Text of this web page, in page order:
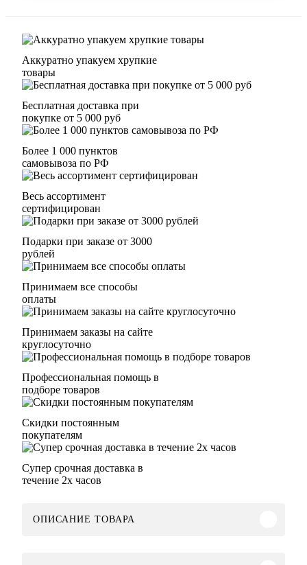
Аккуратно упакуем хрупкие
товары
Бесплатная доставка при
покупке от 5 000 руб
Более 1 000 пунктов
самовывоза по РФ
Весь ассортимент
сертифицирован
Подарки при заказе от 3000
рублей
Принимаем все способы
оплаты
Принимаем заказы на сайте
круглосуточно
Профессиональная помощь в
подборе товаров
Скидки постоянным
покупателям
Супер срочная доставка в
течение 2х часов
ОПИСАНИЕ ТОВАРА